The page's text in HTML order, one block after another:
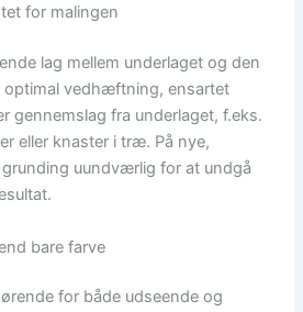
for malingen
lag mellem underlaget og den
optimal vedhæftning, ensartet
gennemslag fra underlaget, f.eks.
eller knaster i træ. På nye,
uundværlig for at undgå
bare farve
for både udseende og